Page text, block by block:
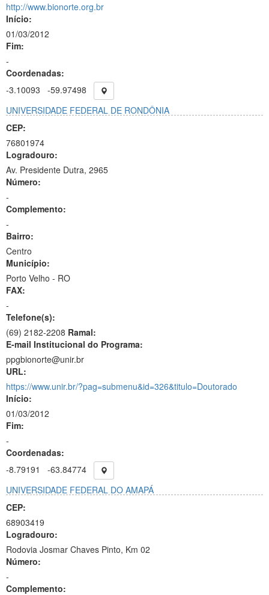
http://www.bionorte.org.br
Início:
01/03/2012
Fim:
-
Coordenadas:
-3.10093
-59.97498
UNIVERSIDADE FEDERAL DE RONDÔNIA
CEP:
76801974
Logradouro:
Av. Presidente Dutra, 2965
Número:
-
Complemento:
-
Bairro:
Centro
Município:
Porto Velho - RO
FAX:
-
Telefone(s):
(69) 2182-2208 Ramal:
E-mail Institucional do Programa:
ppgbionorte@unir.br
URL:
https://www.unir.br/?pag=submenu&id=326&titulo=Doutorado
Início:
01/03/2012
Fim:
-
Coordenadas:
-8.79191
-63.84774
UNIVERSIDADE FEDERAL DO AMAPÁ
CEP:
68903419
Logradouro:
Rodovia Josmar Chaves Pinto, Km 02
Número:
-
Complemento: